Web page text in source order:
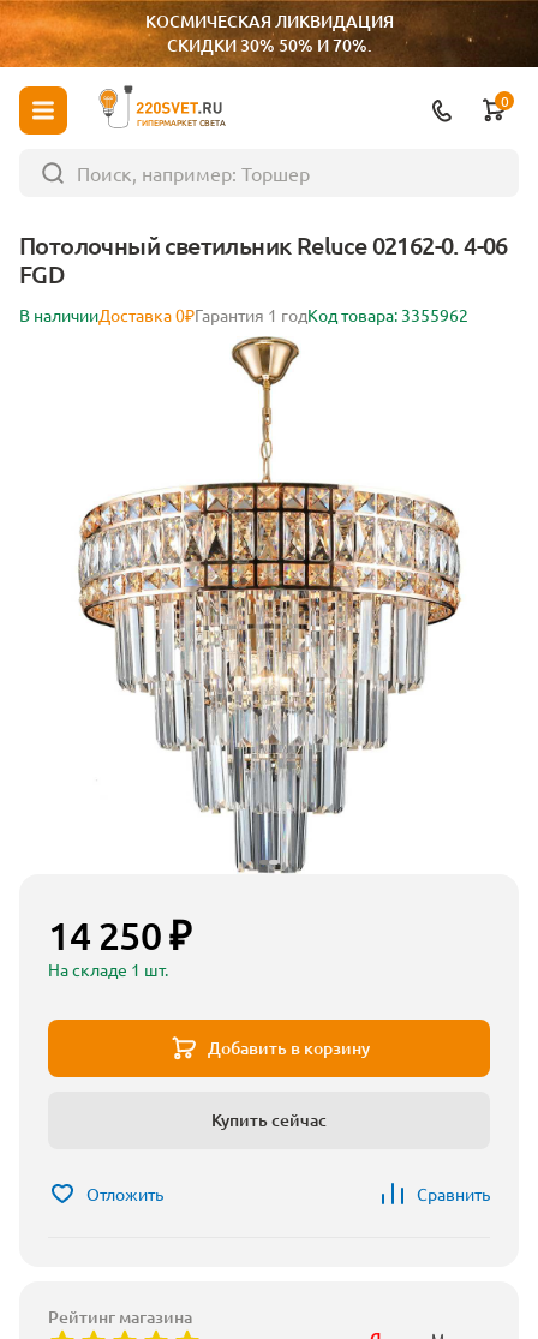
КОСМИЧЕСКАЯ ЛИКВИДАЦИЯ
СКИДКИ 30% 50% И 70%.
ГИПЕРМАРКЕТ СВЕТА
0
Потолочный светильник Reluce 02162-0. 4-06
FGD
В наличииДоставка 0₽Гарантия 1 годКод товара: 3355962
14 250 ₽
На складе 1 шт.
Добавить в корзину
Купить сейчас
Отложить Сравнить
Рейтинг магазина